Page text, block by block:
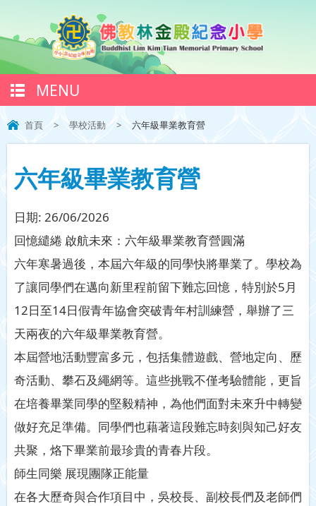
MENU
首頁 > 學校活動 > 六年級畢業教育營
六年級畢業教育營
日期: 26/06/2026
回憶繾綣 啟航未來：六年級畢業教育營圓滿
六年寒暑過後，本屆六年級的同學快將畢業了。學校為
了讓同學們在邁向新里程前留下難忘回憶，特別於5月
12日至14日假青年協會突破青年村訓練營，舉辦了三
天兩夜的六年級畢業教育營。
本屆營地活動豐富多元，包括集體遊戲、營地定向、歷
奇活動、攀石及繩網等。這些挑戰不僅考驗體能，更旨
在培養畢業同學的堅毅精神，為他們面對未來升中轉變
做好充足準備。同學們也藉著這段難忘時刻與知己好友
共聚，烙下畢業前最珍貴的青春片段。
師生同樂 展現團隊正能量
在各大歷奇與合作項目中，吳校長、副校長們及老師們